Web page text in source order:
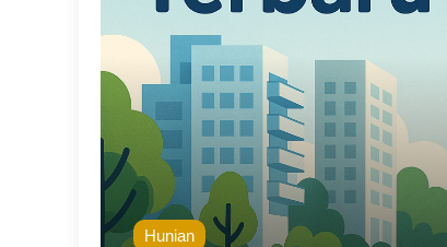
Hunian